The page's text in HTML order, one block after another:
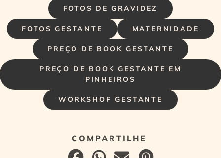
FOTOS DE GRAVIDEZ
FOTOS GESTANTE MATERNIDADE
PREÇO DE BOOK GESTANTE
PREÇO DE BOOK GESTANTE EM
PINHEIROS
WORKSHOP GESTANTE